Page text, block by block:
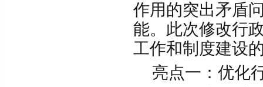
作用的突出矛盾
能。此次修改行
工作和制度建设
亮点一：优化